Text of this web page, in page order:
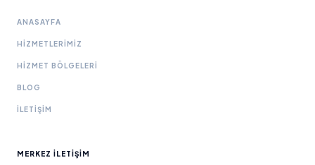
ANASAYFA
HIZMETLERIMIZ
HIZMET BÖLGELERI
BLOG
İLETIŞIM
MERKEZ İLETIŞIM